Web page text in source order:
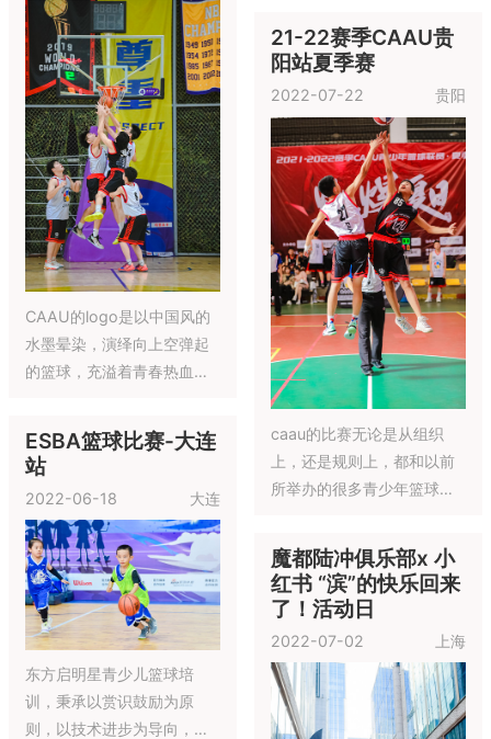
21-22赛季CAAU青
少年篮球联赛全国总
决赛
2022-08-12 广州
21-22赛季CAAU青少年篮
球联赛全国总决赛 8月12-8
月15日在广州成功举办！
赛季ESBA全国篮球
联赛·总决赛
2022-08-09 广州
启明星杯·2021-22赛季
ESBA全国篮球联赛·总决赛
8月9日-8月11日在广州成功
这就是科普全国总决赛于
2022年9月24日在江苏省苏
州市姑苏区书香府邸平江府
举行
新声例量 | 律康诊疗
病例大赛
2022-08-12
高新华美达酒店举行
“忆”鸣惊人—“神农草
堂杯”基层医生演讲
大赛总决赛
2022-08-06 广州